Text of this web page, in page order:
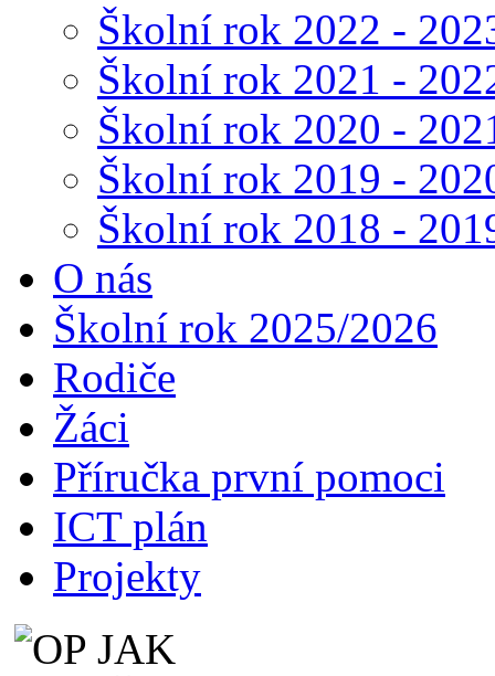
Školní rok 2022 -
Školní rok 2021 -
Školní rok 2020 -
Školní rok 2019 -
Školní rok 2018 -
O nás
Školní rok 2025/2026
Rodiče
Žáci
Příručka první pomoci
ICT plán
Projekty